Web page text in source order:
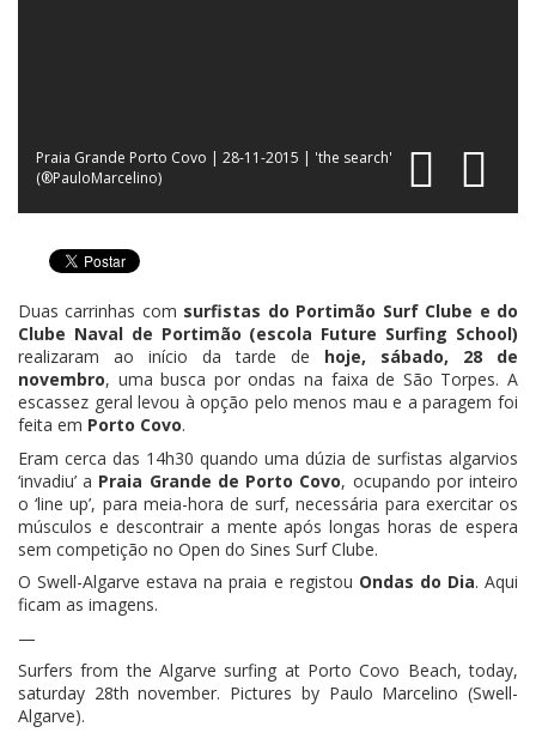
Praia Grande Porto Covo | 28-11-2015 | 'the search'
(®PauloMarcelino)
Duas carrinhas com surfistas do Portimão Surf Clube e do
Clube Naval de Portimão (escola Future Surfing School)
realizaram ao início da tarde de hoje, sábado, 28 de
novembro, uma busca por ondas na faixa de São Torpes. A
escassez geral levou à opção pelo menos mau e a paragem foi
feita em Porto Covo.
Eram cerca das 14h30 quando uma dúzia de surfistas algarvios
‘invadiu’ a Praia Grande de Porto Covo, ocupando por inteiro
o ‘line up’, para meia-hora de surf, necessária para exercitar os
músculos e descontrair a mente após longas horas de espera
sem competição no Open do Sines Surf Clube.
O Swell-Algarve estava na praia e registou Ondas do Dia. Aqui
ficam as imagens.
—
Surfers from the Algarve surfing at Porto Covo Beach, today,
saturday 28th november. Pictures by Paulo Marcelino (Swell-
Algarve).